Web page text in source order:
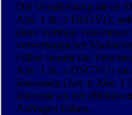
Die Verarbeitung dieser
Abs. 1 lit. b DSGVO,
eines Vertrags
vorvertraglicher
Fällen beruht die
Abs. 1 lit. a DSGVO)
Interessen (Art. 6 Abs. 1
Interesse an der
Anfragen haben.